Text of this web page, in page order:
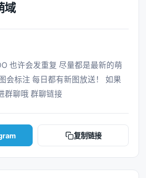
域
会标注 每日都有新图放送！ 如果
群聊哦 群聊链接
复制链接